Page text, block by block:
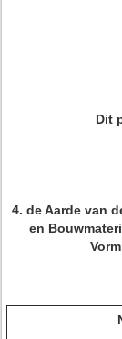
Dit
4. de Aarde van
en